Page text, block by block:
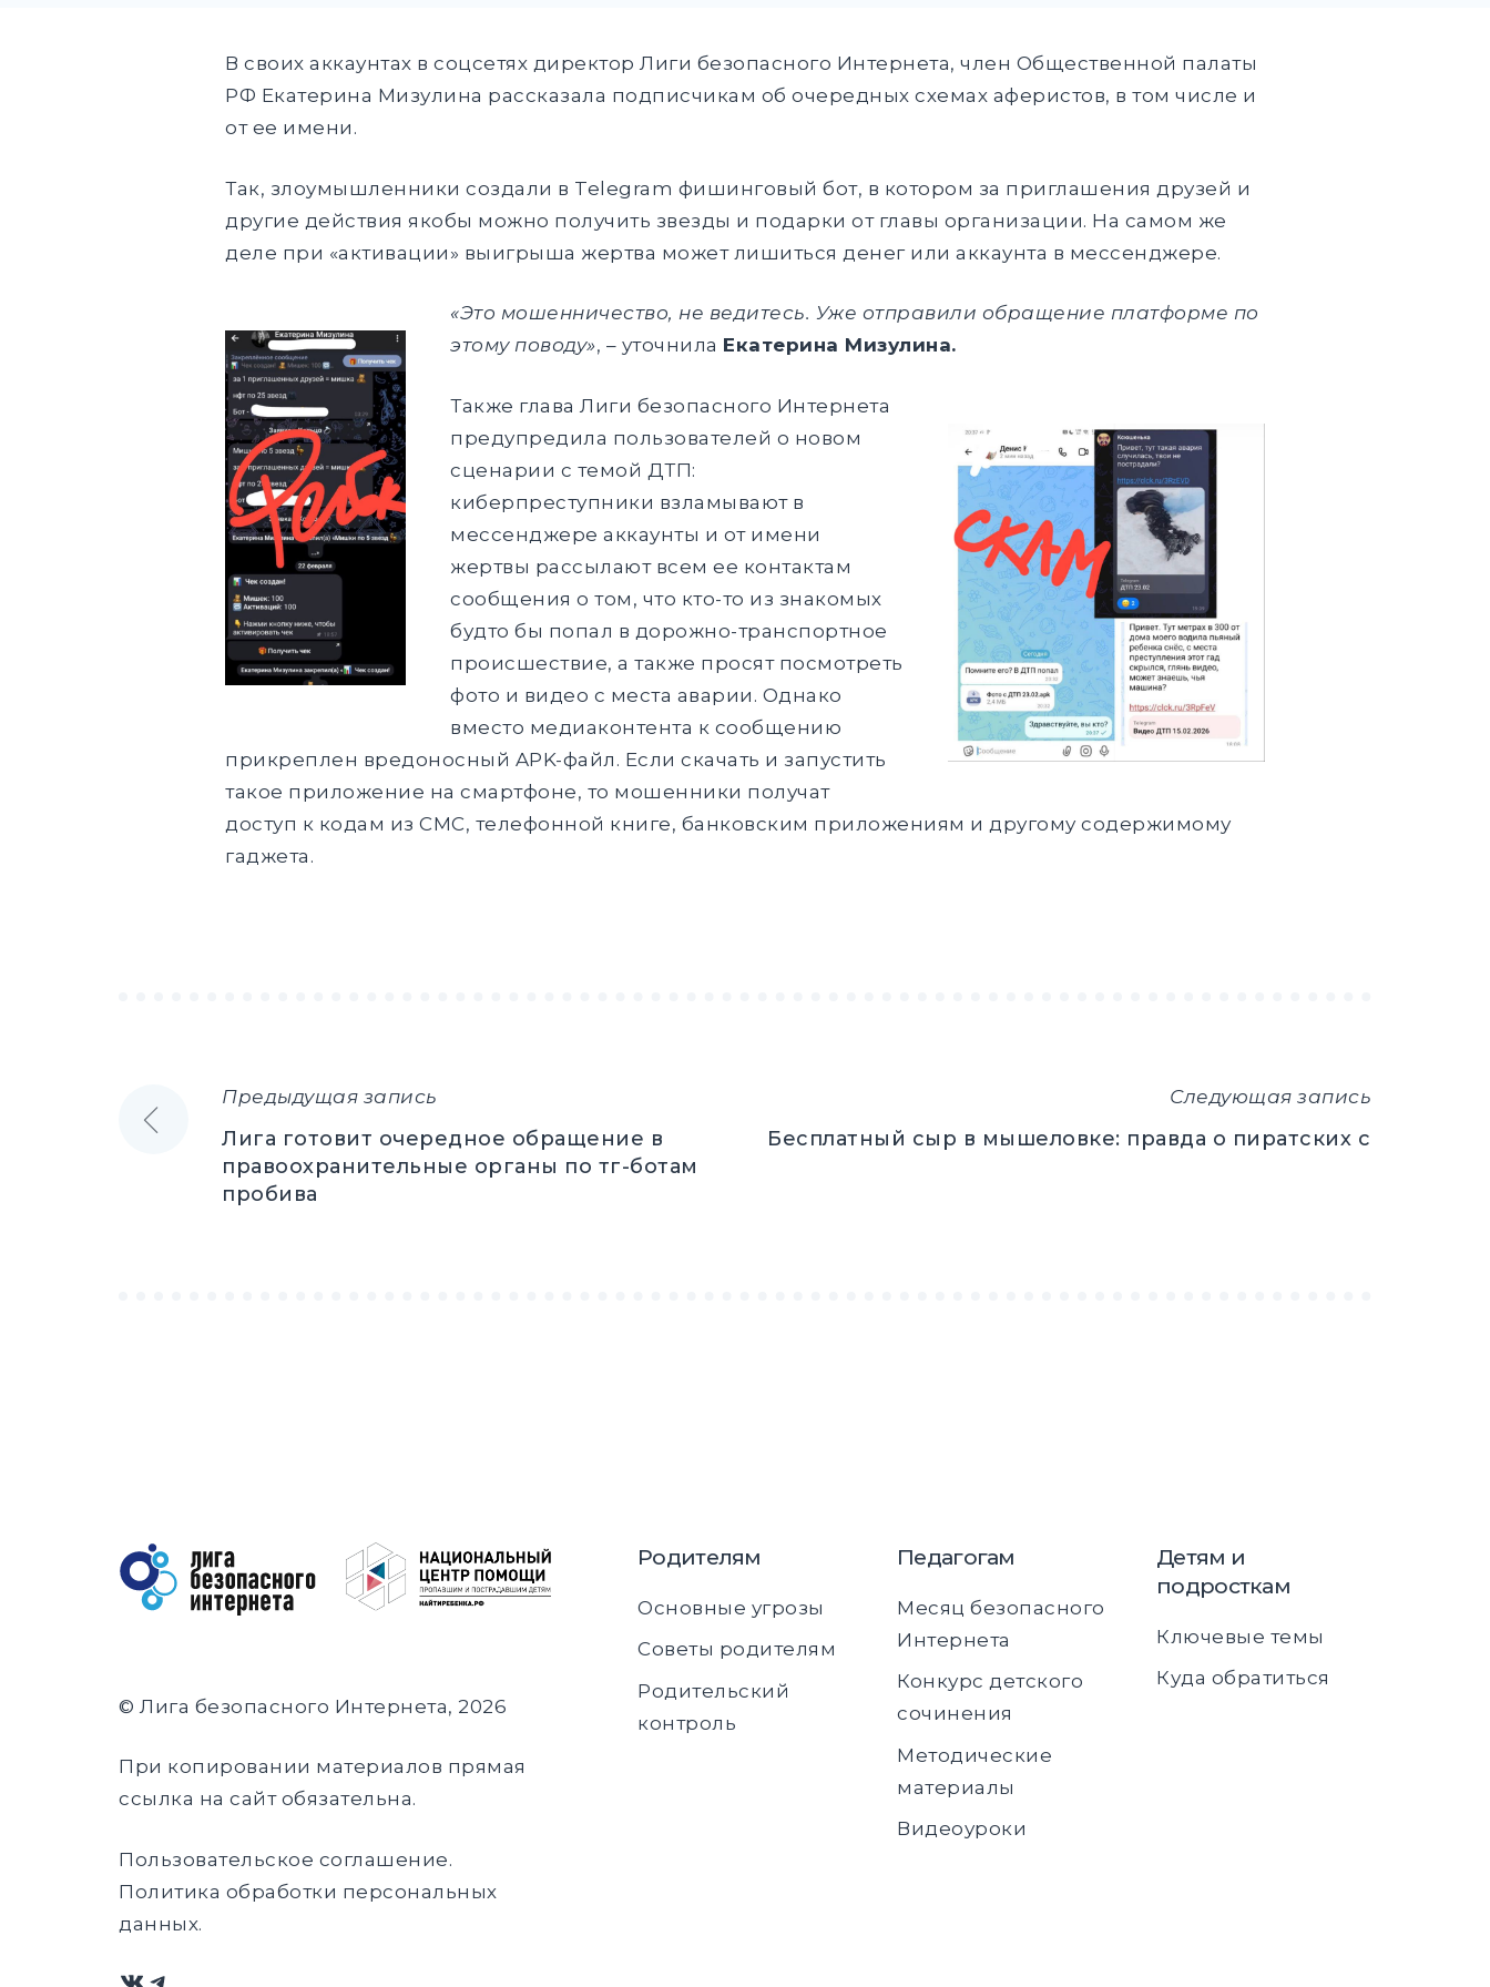
В своих аккаунтах в соцсетях директор Лиги безопасного Интернета, член Общественной палаты
РФ Екатерина Мизулина рассказала подписчикам об очередных схемах аферистов, в том числе и
от ее имени.
Так, злоумышленники создали в Telegram фишинговый бот, в котором за приглашения друзей и
другие действия якобы можно получить звезды и подарки от главы организации. На самом же
деле при «активации» выигрыша жертва может лишиться денег или аккаунта в мессенджере.
«Это мошенничество, не ведитесь. Уже отправили обращение платформе по
этому поводу», – уточнила Екатерина Мизулина.
Также глава Лиги безопасного Интернета
предупредила пользователей о новом
сценарии с темой ДТП:
киберпреступники взламывают в
мессенджере аккаунты и от имени
жертвы рассылают всем ее контактам
сообщения о том, что кто-то из знакомых
будто бы попал в дорожно-транспортное
происшествие, а также просят посмотреть
фото и видео с места аварии. Однако
вместо медиаконтента к сообщению
прикреплен вредоносный APK-файл. Если скачать и запустить
такое приложение на смартфоне, то мошенники получат
доступ к кодам из СМС, телефонной книге, банковским приложениям и другому содержимому
гаджета.
Навигация
Предыдущая запись
Лига готовит очередное обращение в
правоохранительные органы по тг-ботам
пробива
Следующая запись
Бесплатный сыр в мышеловке: правда о пиратских сайтах
© Лига безопасного Интернета, 2026
При копировании материалов прямая
ссылка на сайт обязательна.
Пользовательское соглашение.
Политика обработки персональных
данных.
ВКонтакте
Telegram
Родителям
Основные угрозы
Советы родителям
Родительский
контроль
Педагогам
Месяц безопасного
Интернета
Конкурс детского
сочинения
Методические
материалы
Видеоуроки
Детям и
подросткам
Ключевые темы
Куда обратиться